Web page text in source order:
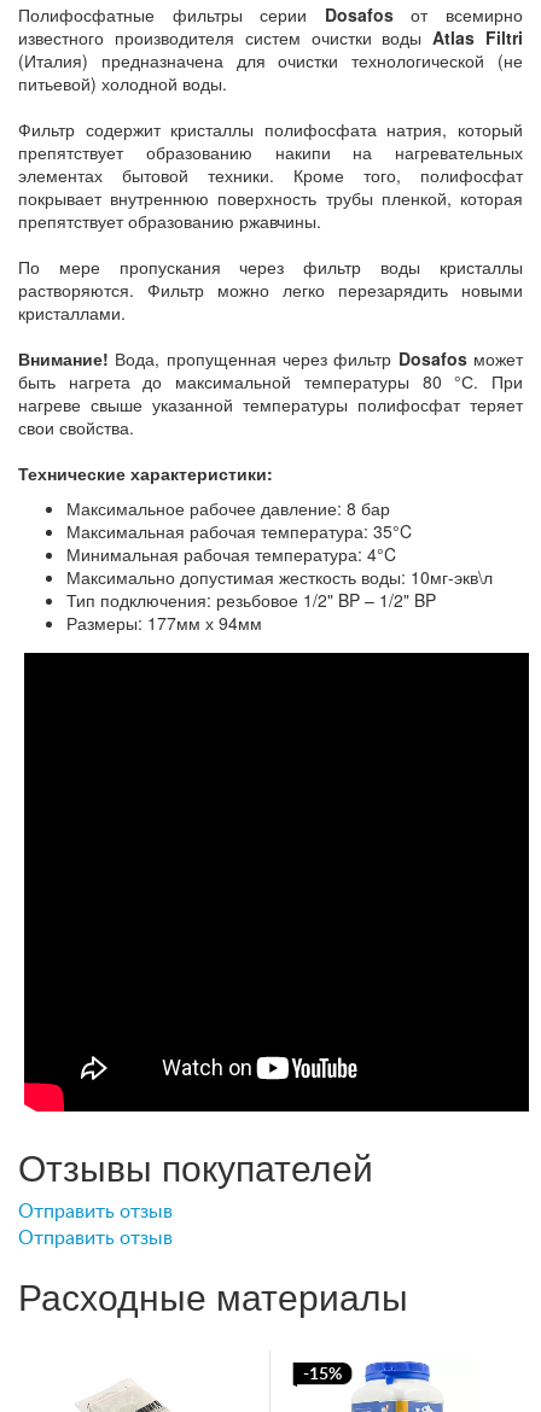
Полифосфатные фильтры серии Dosafosот всемирно
известного производителя систем очистки водыAtlas Filtri
(Италия) предназначена для очистки технологической (не
питьевой) холодной воды.
Фильтр содержит кристаллы полифосфата натрия, который
препятствует образованию накипи на нагревательных
элементах бытовой техники. Кроме того, полифосфат
покрывает внутреннюю поверхность трубы пленкой, которая
препятствует образованию ржавчины.
По мере пропускания через фильтр воды кристаллы
растворяются. Фильтр можно легко перезарядить новыми
кристаллами.
Внимание! Вода, пропущенная через фильтр Dosafos может
быть нагрета до максимальной температуры 80 °С. При
нагреве свыше указанной температуры полифосфат теряет
свои свойства.
Технические характеристики:
Максимальное рабочее давление: 8 бар
Максимальная рабочая температура: 35°C
Минимальная рабочая температура: 4°C
Максимально допустимая жесткость воды: 10мг-экв\л
Тип подключения: резьбовое 1/2" BP – 1/2" BP
Размеры: 177мм х 94мм
Отзывы покупателей
Отправить отзыв
Отправить отзыв
Расходные материалы
-15%